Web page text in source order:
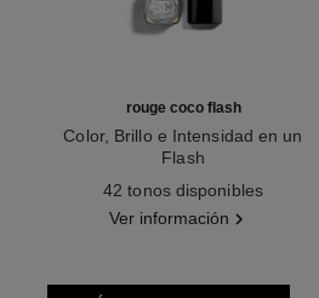
rouge coco flash
Color, Brillo e Intensidad en un
Flash
42 tonos disponibles
Ver información